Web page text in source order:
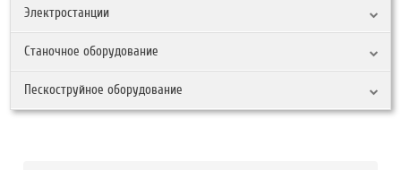
Электростанции
Станочное оборудование
Пескоструйное оборудование